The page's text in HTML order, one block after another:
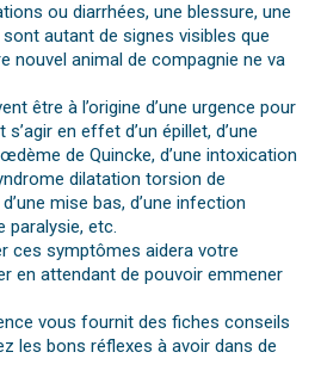
ou diarrhées, une blessure, une
autant de signes visibles que
nouvel animal de compagnie ne va
être à l’origine d’une urgence pour
en effet d’un épillet, d’une
de Quincke, d’une intoxication
dilatation torsion de
mise bas, d’une infection
paralysie, etc.
ces symptômes aidera votre
en attendant de pouvoir emmener
vous fournit des fiches conseils
les bons réflexes à avoir dans de